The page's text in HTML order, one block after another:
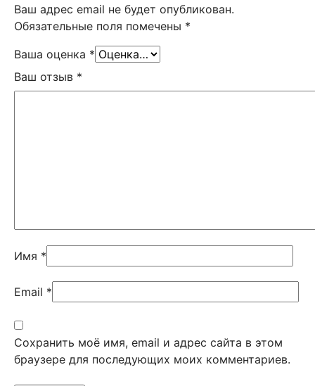
Ваш адрес email не будет опубликован.
Обязательные поля помечены *
Ваша оценка *
Ваш отзыв *
Имя *
Email *
Сохранить моё имя, email и адрес сайта в этом
браузере для последующих моих комментариев.